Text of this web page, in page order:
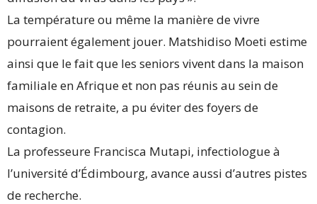
La température ou même la manière de vivre
pourraient également jouer. Matshidiso Moeti estime
ainsi que le fait que les seniors vivent dans la maison
familiale en Afrique et non pas réunis au sein de
maisons de retraite, a pu éviter des foyers de
contagion.
La professeure Francisca Mutapi, infectiologue à
l’université d’Édimbourg, avance aussi d’autres pistes
de recherche.